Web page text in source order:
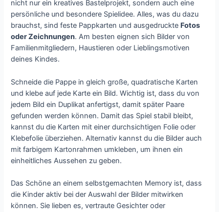
nicht nur ein kreatives Bastelprojekt, sondern auch eine
persönliche und besondere Spielidee. Alles, was du dazu
brauchst, sind feste Pappkarten und ausgedruckte Fotos
oder Zeichnungen. Am besten eignen sich Bilder von
Familienmitgliedern, Haustieren oder Lieblingsmotiven
deines Kindes.
Schneide die Pappe in gleich große, quadratische Karten
und klebe auf jede Karte ein Bild. Wichtig ist, dass du von
jedem Bild ein Duplikat anfertigst, damit später Paare
gefunden werden können. Damit das Spiel stabil bleibt,
kannst du die Karten mit einer durchsichtigen Folie oder
Klebefolie überziehen. Alternativ kannst du die Bilder auch
mit farbigem Kartonrahmen umkleben, um ihnen ein
einheitliches Aussehen zu geben.
Das Schöne an einem selbstgemachten Memory ist, dass
die Kinder aktiv bei der Auswahl der Bilder mitwirken
können. Sie lieben es, vertraute Gesichter oder